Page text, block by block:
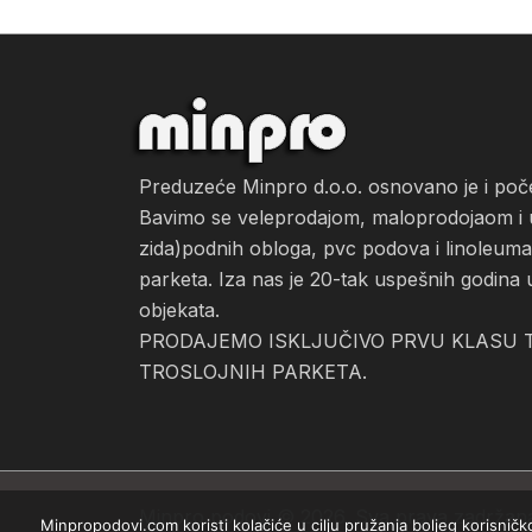
Preduzeće Minpro d.o.o. osnovano je i
Bavimo se veleprodajom, maloprodojaom
zida)podnih obloga, pvc podova i
parketa. Iza nas je 20-tak uspešnih
objekata.
PRODAJEMO ISKLJUČIVO PRVU
TROSLOJNIH PARKETA.
Minpro podovi © 2026. Sva prava
Minpropodovi.com koristi kolačiće u cilju pružanja boljeg